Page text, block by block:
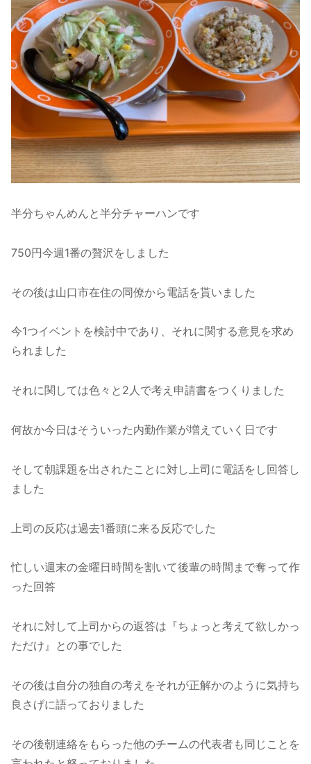
半分ちゃんめんと半分チャーハンです
750円今週1番の贅沢をしました
その後は山口市在住の同僚から電話を貰いました
今1つイベントを検討中であり、それに関する意見を求め
られました
それに関しては色々と2人で考え申請書をつくりました
何故か今日はそういった内勤作業が増えていく日です
そして朝課題を出されたことに対し上司に電話をし回答し
ました
上司の反応は過去1番頭に来る反応でした
忙しい週末の金曜日時間を割いて後輩の時間まで奪って作
った回答
それに対して上司からの返答は『ちょっと考えて欲しかっ
ただけ』との事でした
その後は自分の独自の考えをそれが正解かのように気持ち
良さげに語っておりました
その後朝連絡をもらった他のチームの代表者も同じことを